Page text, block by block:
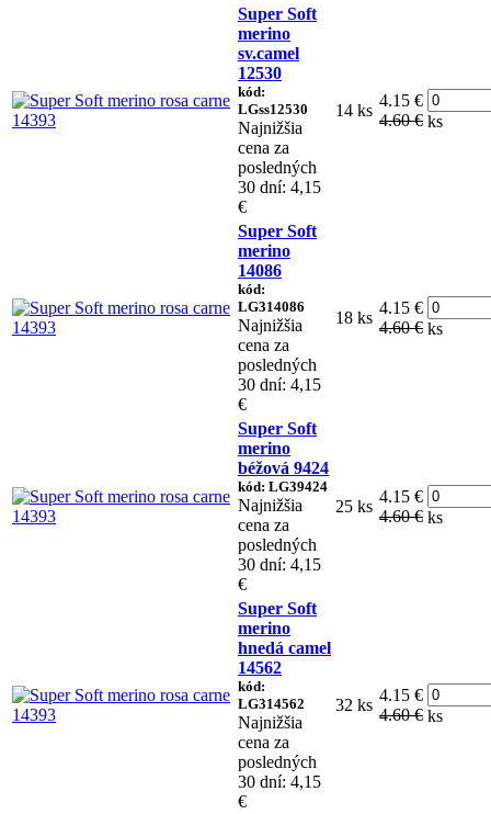
Super Soft
merino
sv.camel
12530
kód:
LGss12530
Najnižšia
cena za
posledných
30 dní: 4,15
€
14 ks
4.15 €
4.60 € ks
Super Soft
merino
14086
kód:
LG314086
Najnižšia
cena za
posledných
30 dní: 4,15
€
18 ks
4.15 €
4.60 € ks
Super Soft
merino
béžová 9424
kód: LG39424
Najnižšia
cena za
posledných
30 dní: 4,15
€
25 ks
4.15 €
4.60 € ks
Super Soft
merino
hnedá camel
14562
kód:
LG314562
Najnižšia
cena za
posledných
30 dní: 4,15
€
32 ks
4.15 €
4.60 € ks